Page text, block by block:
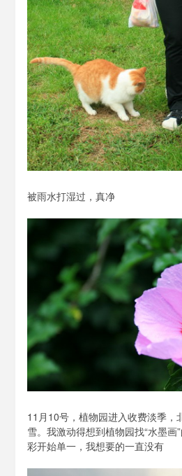
被雨水打湿过，真净
11月10号，植物园进入收费淡季，
雪。我激动得想到植物园找“水墨画
彩开始单一，我想要的一直没有